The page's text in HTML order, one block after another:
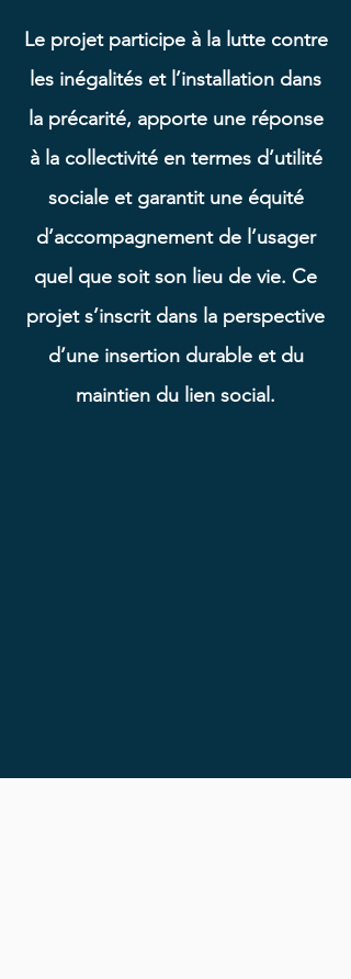
Le projet participe à la lutte contre
les inégalités et l’installation dans
la précarité, apporte une réponse
à la collectivité en termes d’utilité
sociale et garantit une équité
d’accompagnement de l’usager
quel que soit son lieu de vie. Ce
projet s’inscrit dans la perspective
d’une insertion durable et du
maintien du lien social.​​​​​